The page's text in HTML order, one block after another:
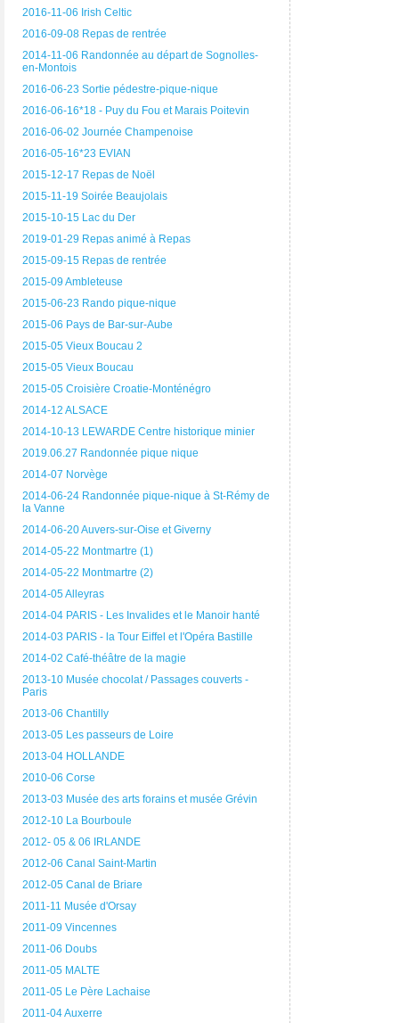
2016-11-06 Irish Celtic
2016-09-08 Repas de rentrée
2014-11-06 Randonnée au départ de Sognolles-
en-Montois
2016-06-23 Sortie pédestre-pique-nique
2016-06-16*18 - Puy du Fou et Marais Poitevin
2016-06-02 Journée Champenoise
2016-05-16*23 EVIAN
2015-12-17 Repas de Noël
2015-11-19 Soirée Beaujolais
2015-10-15 Lac du Der
2019-01-29 Repas animé à Repas
2015-09-15 Repas de rentrée
2015-09 Ambleteuse
2015-06-23 Rando pique-nique
2015-06 Pays de Bar-sur-Aube
2015-05 Vieux Boucau 2
2015-05 Vieux Boucau
2015-05 Croisière Croatie-Monténégro
2014-12 ALSACE
2014-10-13 LEWARDE Centre historique minier
2019.06.27 Randonnée pique nique
2014-07 Norvège
2014-06-24 Randonnée pique-nique à St-Rémy de
la Vanne
2014-06-20 Auvers-sur-Oise et Giverny
2014-05-22 Montmartre (1)
2014-05-22 Montmartre (2)
2014-05 Alleyras
2014-04 PARIS - Les Invalides et le Manoir hanté
2014-03 PARIS - la Tour Eiffel et l'Opéra Bastille
2014-02 Café-théâtre de la magie
2013-10 Musée chocolat / Passages couverts -
Paris
2013-06 Chantilly
2013-05 Les passeurs de Loire
2013-04 HOLLANDE
2010-06 Corse
2013-03 Musée des arts forains et musée Grévin
2012-10 La Bourboule
2012- 05 & 06 IRLANDE
2012-06 Canal Saint-Martin
2012-05 Canal de Briare
2011-11 Musée d'Orsay
2011-09 Vincennes
2011-06 Doubs
2011-05 MALTE
2011-05 Le Père Lachaise
2011-04 Auxerre